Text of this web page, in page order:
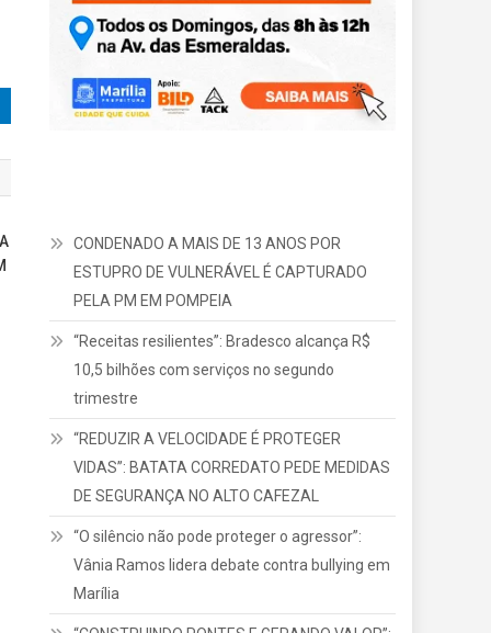
CONDENADO A MAIS DE 13 ANOS POR
ESTUPRO DE VULNERÁVEL É CAPTURADO
PELA PM EM POMPEIA
“Receitas resilientes”: Bradesco alcança R$
10,5 bilhões com serviços no segundo
trimestre
“REDUZIR A VELOCIDADE É PROTEGER
VIDAS”: BATATA CORREDATO PEDE MEDIDAS
DE SEGURANÇA NO ALTO CAFEZAL
“O silêncio não pode proteger o agressor”:
Vânia Ramos lidera debate contra bullying em
Marília